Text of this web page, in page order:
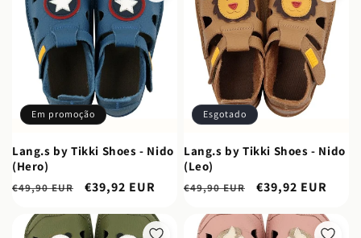
Em promoção
Lang.s by Tikki Shoes - Nido
(Hero)
Preço
€49,90 EUR
Preço
saldo
€39,92 EUR
Esgotado
Lang.s by Tikki Shoes - Nido
(Leo)
Preço
€49,90 EUR
Preço
saldo
€39,92 EUR